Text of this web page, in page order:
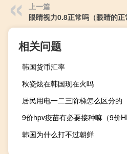
上一篇
眼睛视力0.8正常吗（眼睛的正
相关问题
韩国货币汇率
秋瓷炫在韩国现在火吗
居民用电一二三阶梯怎么区分的
9价hpv疫苗有必要接种嘛（9价
韩国为什么打不过朝鲜